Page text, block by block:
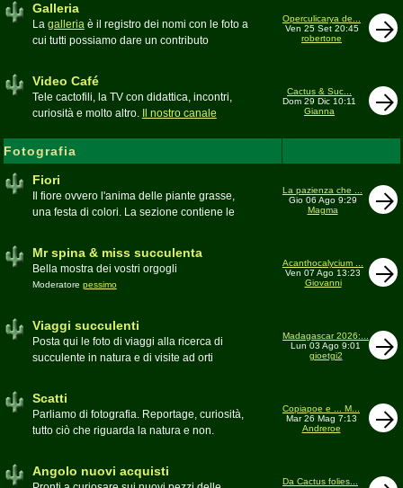
Galleria
La galleriaè il registro dei nomi con le foto a
cui tutti possiamo dare un contributo
spazio discutiamo SOLO di errori,
inesattezze, idee e altro inerenti l'argomento
Operculicarya de...
Ven 25 Set 20:45
robertone
Video Café
Tele cactofili, la TV con didattica, incontri,
curiosità e molto altro.
Il nostro canale
Cactus & Suc...
Dom 29 Dic 10:11
Gianna
Fotografia
Fiori
Il fiore ovvero l'anima delle piante grasse,
una festa di colori. La sezione contiene le
La pazienza che ...
Gio 06 Ago 9:29
Magma
Mr spina & miss succulenta
Bella mostra dei vostri orgogli
Moderatore pessimo
Acanthocalycium ...
Ven 07 Ago 13:23
Giovanni
Viaggi succulenti
Posta qui le foto di viaggi alla ricerca di
succulente in natura e di visite ad orti
Madagascar 2026:...
Lun 03 Ago 9:01
gioetgi2
Scatti
Parliamo di fotografia. Reportage, curiosità,
tutto ciò che riguarda la natura e non.
Copiapoe e ... M...
Mar 26 Mag 7:13
Andreroe
Angolo nuovi acquisti
Da Cactus folies...